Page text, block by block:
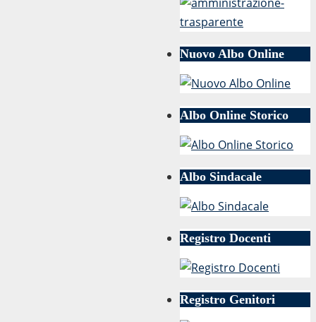
Nuovo Albo Online
Albo Online Storico
Albo Sindacale
Registro Docenti
Registro Genitori